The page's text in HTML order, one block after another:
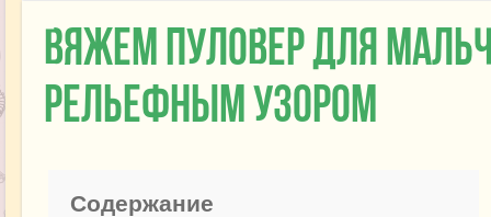
Вяжем пуловер для
рельефным узором
Содержание